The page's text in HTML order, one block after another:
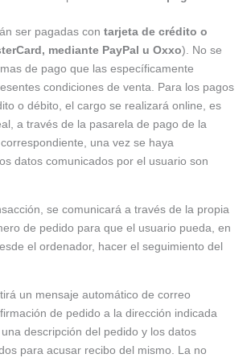
ser pagadas con tarjeta de crédito o
mediante PayPal u Oxxo). No se
de pago que las específicamente
condiciones de venta. Para los pagos
o débito, el cargo se realizará online, es
a través de la pasarela de pago de la
una vez se haya
datos comunicados por el usuario son
se comunicará a través de la propia
de pedido para que el usuario pueda, en
el ordenador, hacer el seguimiento del
un mensaje automático de correo
de pedido a la dirección indicada
descripción del pedido y los datos
para acusar recibo del mismo. La no